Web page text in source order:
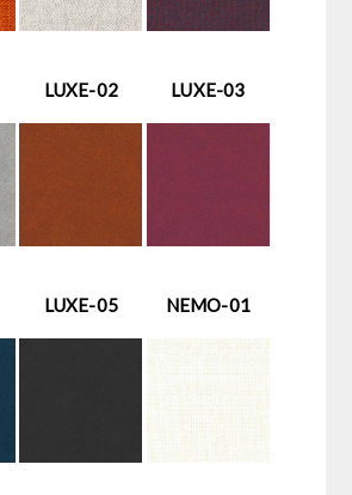
LUXE-02 LUXE-03
LUXE-05 NEMO-01